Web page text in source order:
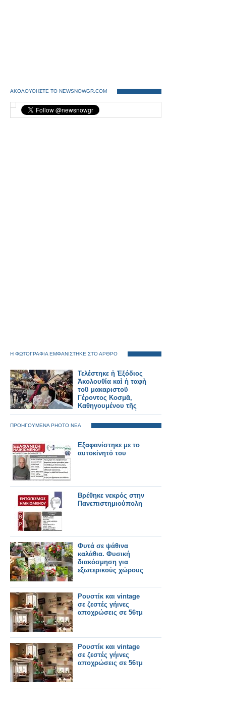
ΑΚΟΛΟΥΘΗΣΤΕ ΤΟ NEWSNOWGR.COM
Η ΦΩΤΟΓΡΑΦΙΑ ΕΜΦΑΝΙΣΤΗΚΕ ΣΤΟ ΑΡΘΡΟ
Τελέστηκε ἡ Ἐξόδιος
Ἀκολουθία καὶ ἡ ταφὴ
τοῦ μακαριστοῦ
Γέροντος Κοσμᾶ,
Καθηγουμένου τῆς
Ἱερᾶς Μονῆς Στομίου
Κονίτσης
ΠΡΟΗΓΟΥΜΕΝΑ PHOTO ΝΕΑ
Εξαφανίστηκε με το
αυτοκίνητό του
Βρέθηκε νεκρός στην
Πανεπιστημιούπολη
Φυτά σε ψάθινα
καλάθια. Φυσική
διακόσμηση για
εξωτερικούς χώρους
Ρουστίκ και vintage
σε ζεστές γήινες
αποχρώσεις σε 56τμ
Ρουστίκ και vintage
σε ζεστές γήινες
αποχρώσεις σε 56τμ